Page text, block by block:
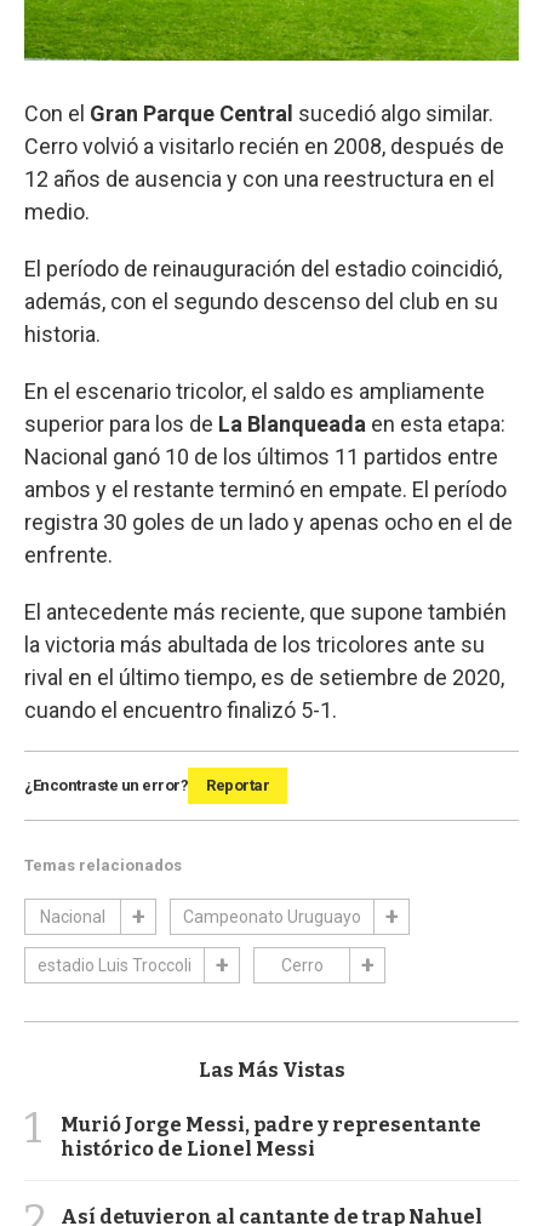
Con el Gran Parque Central sucedió algo similar.
Cerro volvió a visitarlo recién en 2008, después de
12 años de ausencia y con una reestructura en el
medio.
El período de reinauguración del estadio coincidió,
además, con el segundo descenso del club en su
historia.
En el escenario tricolor, el saldo es ampliamente
superior para los de La Blanqueada en esta etapa:
Nacional ganó 10 de los últimos 11 partidos entre
ambos y el restante terminó en empate. El período
registra 30 goles de un lado y apenas ocho en el de
enfrente.
El antecedente más reciente, que supone también
la victoria más abultada de los tricolores ante su
rival en el último tiempo, es de setiembre de 2020,
cuando el encuentro finalizó 5-1.
¿Encontraste un error? Reportar
Temas relacionados
Nacional Campeonato Uruguayo
estadio Luis Troccoli Cerro
Las Más Vistas
1
Murió Jorge Messi, padre y representante
histórico de Lionel Messi
Así detuvieron al cantante de trap Nahuel